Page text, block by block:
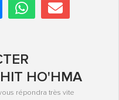
HO'HMA
répondra très vite